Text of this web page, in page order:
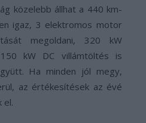
közelebb állhat a 440 km-
igaz, 3 elektromos motor
megoldani, 320 kW
kW DC villámtöltés is
Ha minden jól megy,
az értékesítések az évé
el.